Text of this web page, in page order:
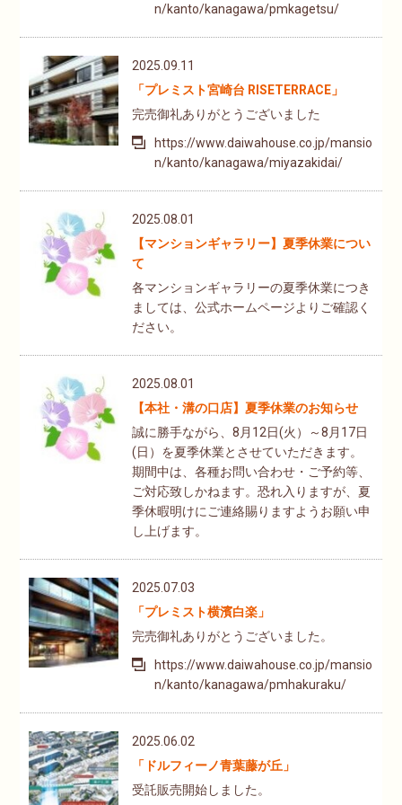
n/kanto/kanagawa/pmkagetsu/
2025.09.11
「プレミスト宮崎台 RISETERRACE」
完売御礼ありがとうございました
https://www.daiwahouse.co.jp/mansio
n/kanto/kanagawa/miyazakidai/
2025.08.01
【マンションギャラリー】夏季休業につい
て
各マンションギャラリーの夏季休業につき
ましては、公式ホームページよりご確認く
ださい。
2025.08.01
【本社・溝の口店】夏季休業のお知らせ
誠に勝手ながら、8月12日(火）～8月17日
(日）を夏季休業とさせていただきます。
期間中は、各種お問い合わせ・ご予約等、
ご対応致しかねます。恐れ入りますが、夏
季休暇明けにご連絡賜りますようお願い申
し上げます。
2025.07.03
「プレミスト横濱白楽」
完売御礼ありがとうございました。
https://www.daiwahouse.co.jp/mansio
n/kanto/kanagawa/pmhakuraku/
2025.06.02
「ドルフィーノ青葉藤が丘」
受託販売開始しました。